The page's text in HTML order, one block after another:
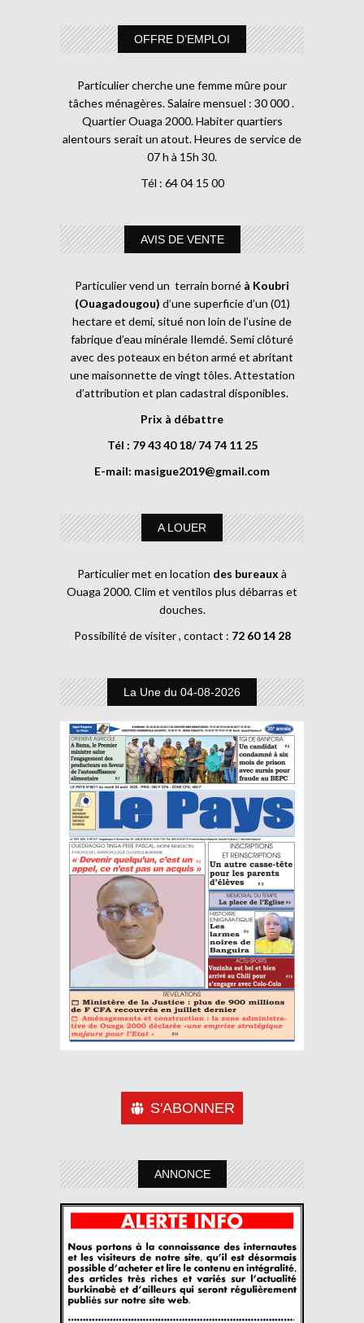
OFFRE D’EMPLOI
Particulier cherche une femme mûre pour
tâches ménagères. Salaire mensuel : 30 000 .
Quartier Ouaga 2000. Habiter quartiers
alentours serait un atout. Heures de service de
07 h à 15h 30.
Tél : 64 04 15 00
AVIS DE VENTE
Particulier vend un terrain borné à Koubri
(Ouagadougou) d’une superficie d’un (01)
hectare et demi, situé non loin de l’usine de
fabrique d’eau minérale Ilemdé. Semi clôturé
avec des poteaux en béton armé et abritant
une maisonnette de vingt tôles. Attestation
d’attribution et plan cadastral disponibles.
Prix à débattre
Tél : 79 43 40 18/ 74 74 11 25
E-mail: masigue2019@gmail.com
A LOUER
Particulier met en location des bureaux à
Ouaga 2000. Clim et ventilos plus débarras et
douches.
Possibilité de visiter , contact : 72 60 14 28
La Une du 04-08-2026
S'ABONNER
ANNONCE